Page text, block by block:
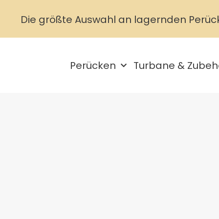
Die größte Auswahl an lagernden
Perücken Turbane &